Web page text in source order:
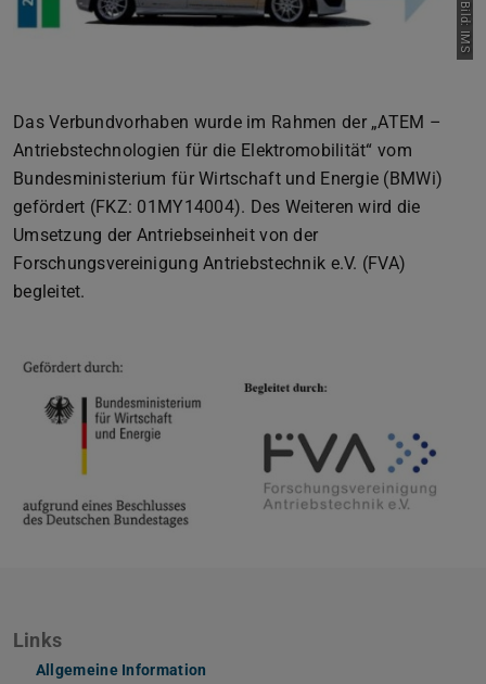
Bild: IMS
Das Verbundvorhaben wurde im Rahmen der „ATEM –
Antriebstechnologien für die Elektromobilität“ vom
Bundesministerium für Wirtschaft und Energie (BMWi)
gefördert (FKZ: 01MY14004). Des Weiteren wird die
Umsetzung der Antriebseinheit von der
Forschungsvereinigung Antriebstechnik e.V. (FVA)
begleitet.
Links
Allgemeine Information